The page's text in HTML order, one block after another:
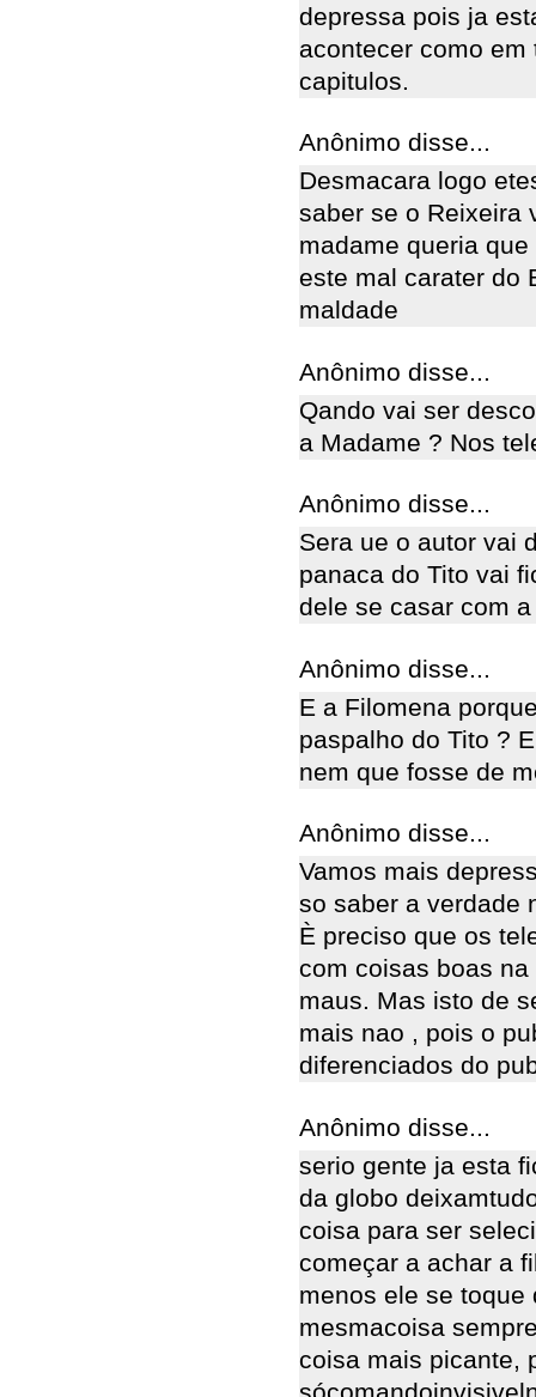
depressa pois ja
acontecer como
capitulos.
Anônimo disse...
Desmacara logo
saber se o Reixeira
madame queria
este mal carater do
maldade
Anônimo disse...
Qando vai ser
a Madame ? Nos
Anônimo disse...
Sera ue o autor vai
panaca do Tito vai
dele se casar com
Anônimo disse...
E a Filomena
paspalho do Tito ?
nem que fosse de
Anônimo disse...
Vamos mais
so saber a verdade
È preciso que os
com coisas boas
maus. Mas isto de
mais nao , pois o
diferenciados do
Anônimo disse...
serio gente ja esta
da globo
coisa para ser
começar a achar a
menos ele se toque
mesmacoisa
coisa mais picante,